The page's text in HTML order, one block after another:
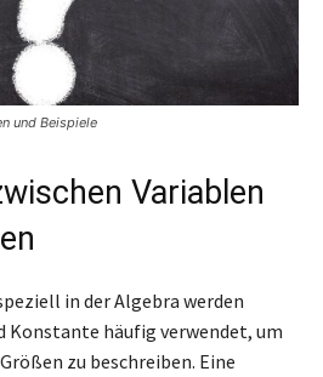
und Beispiele
Variablen
in der Algebra werden
Konstante häufig verwendet, um
zu beschreiben. Eine